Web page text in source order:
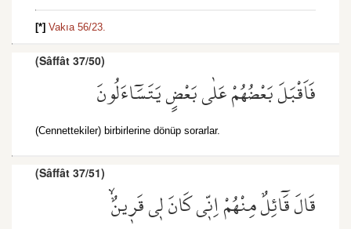
[*] Vakıa 56/23.
(Sâffât 37/50)
فَاَقْبَلَ بَعْضُهُمْ عَلٰى بَعْضٍ يَتَسَٓاءَلُونَ
(Cennettekiler) birbirlerine dönüp sorarlar.
(Sâffât 37/51)
قَالَ قَٓائِلٌ مِنْهُمْ اِنّ۪ي كَانَ ل۪ي قَر۪ينٌۙ